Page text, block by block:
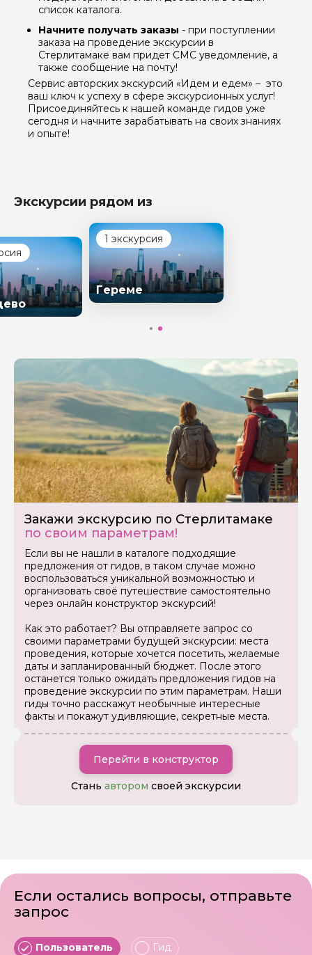
список каталога.
Начните получать заказы - при поступлении
заказа на проведение экскурсии в
Стерлитамаке вам придет СМС уведомление, а
также сообщение на почту!
Сервис авторских экскурсий «Идем и едем» – это
ваш ключ к успеху в сфере экскурсионных услуг!
Присоединяйтесь к нашей команде гидов уже
сегодня и начните зарабатывать на своих знаниях
и опыте!
Экскурсии рядом из
1 экскурсия
Гереме
Закажи экскурсию по Стерлитамаке
по своим параметрам!
Если вы не нашли в каталоге подходящие
предложения от гидов, в таком случае можно
воспользоваться уникальной возможностью и
организовать своё путешествие самостоятельно
через онлайн конструктор экскурсий!
Как это работает? Вы отправляете запрос со
своими параметрами будущей экскурсии: места
проведения, которые хочется посетить, желаемые
даты и запланированный бюджет. После этого
останется только ожидать предложения гидов на
проведение экскурсии по этим параметрам. Наши
гиды точно расскажут необычные интересные
факты и покажут удивляющие, секретные места.
Перейти в конструктор
Стань автором своей экскурсии
Если остались вопросы, отправьте
запрос
Пользователь Гид